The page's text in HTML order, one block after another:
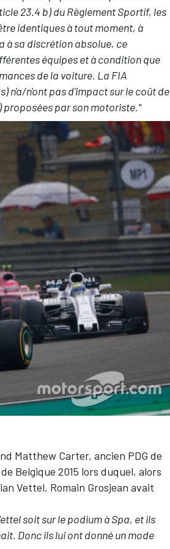
23.4 b) du Règlement Sportif, les
identiques à tout moment, à
à sa discrétion absolue, ce
équipes et à condition que
de la voiture. La FIA
n'a/n'ont pas d'impact sur le coût de
proposées par son motoriste."
Matthew Carter, ancien PDG de
Belgique 2015 lors duquel, alors
Vettel, Romain Grosjean avait
soit sur le podium à Spa, et ils
Donc ils lui ont donné un mode